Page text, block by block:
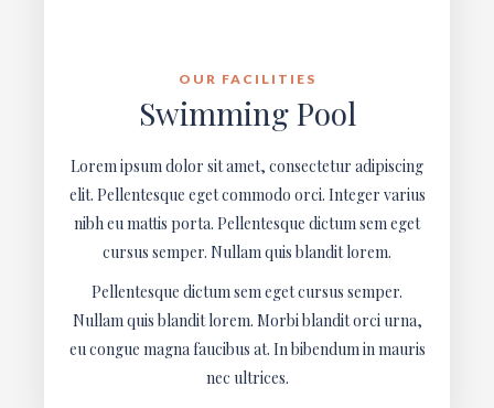
OUR FACILITIES
Swimming Pool
Lorem ipsum dolor sit amet, consectetur adipiscing
elit. Pellentesque eget commodo orci. Integer varius
nibh eu mattis porta. Pellentesque dictum sem eget
cursus semper. Nullam quis blandit lorem.
Pellentesque dictum sem eget cursus semper.
Nullam quis blandit lorem. Morbi blandit orci urna,
eu congue magna faucibus at. In bibendum in mauris
nec ultrices.